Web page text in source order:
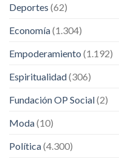
Deportes (62)
Economía(1.304)
Empoderamiento (1.192)
Espiritualidad(306)
Fundación OP Social(2)
Moda(10)
Política(4.300)